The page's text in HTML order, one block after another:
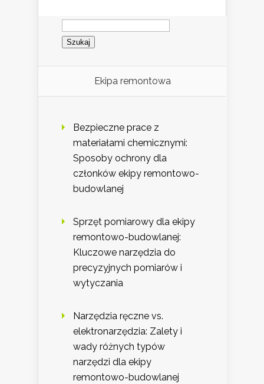
Szukaj:
Ekipa remontowa
Bezpieczne prace z
materiałami chemicznymi:
Sposoby ochrony dla
członków ekipy remontowo-
budowlanej
Sprzęt pomiarowy dla ekipy
remontowo-budowlanej:
Kluczowe narzędzia do
precyzyjnych pomiarów i
wytyczania
Narzędzia ręczne vs.
elektronarzędzia: Zalety i
wady różnych typów
narzędzi dla ekipy
remontowo-budowlanej